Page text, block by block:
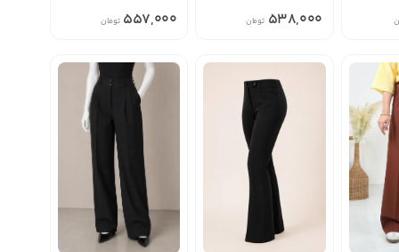
538,000 تومان 557,000 تومان